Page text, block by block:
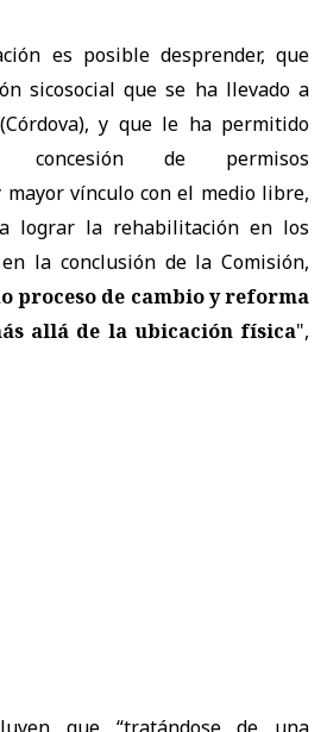
es posible desprender, que
sicosocial que se ha llevado a
y que le ha permitido
de permisos
vínculo con el medio libre,
lograr la rehabilitación en los
la conclusión de la Comisión,
proceso de cambio y reforma
allá de la ubicación física",